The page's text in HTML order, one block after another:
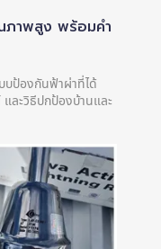
าพสูง พร้อมคำ
บป้องกันฟ้าผ่าที่ได้
ละวิธีปกป้องบ้านและ